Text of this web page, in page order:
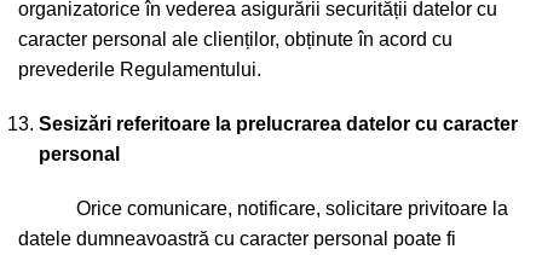
organizatorice în vederea asigurării securității datelor cu
caracter personal ale clienților, obținute în acord cu
prevederile Regulamentului.
Sesizări referitoare la prelucrarea datelor cu caracter
personal
Orice comunicare, notificare, solicitare privitoare la
datele dumneavoastră cu caracter personal poate fi